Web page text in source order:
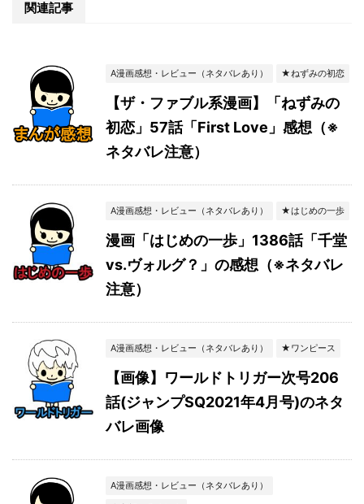
関連記事
A漫画感想・レビュー（ネタバレあり） ★ねずみの初恋
【ザ・ファブル系漫画】「ねずみの
初恋」57話「First Love」感想（※
ネタバレ注意）
A漫画感想・レビュー（ネタバレあり） ★はじめの一歩
漫画「はじめの一歩」1386話「千堂
vs.ヴォルグ？」の感想（※ネタバレ
注意）
A漫画感想・レビュー（ネタバレあり） ★ワンピース
【画像】ワールドトリガー次号206
話(ジャンプSQ2021年4月号)のネタ
バレ画像
A漫画感想・レビュー（ネタバレあり）